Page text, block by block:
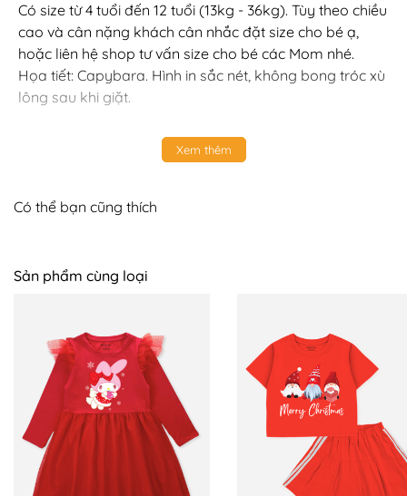
Có size từ 4 tuổi đến 12 tuổi (13kg - 36kg). Tùy theo chiều
cao và cân nặng khách cân nhắc đặt size cho bé ạ,
hoặc liên hệ shop tư vấn size cho bé các Mom nhé.
Họa tiết: Capybara. Hình in sắc nét, không bong tróc xù
lông sau khi giặt.
Xem thêm
Có thể bạn cũng thích
Sản phẩm cùng loại